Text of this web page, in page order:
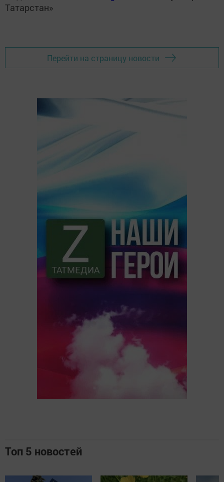
Татарстан»
Перейти на страницу новости
Топ 5 новостей